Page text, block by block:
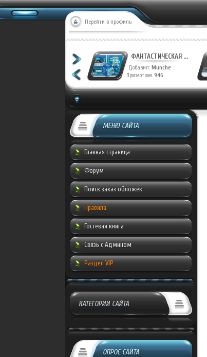
Перейти в профиль
ФАНТАСТИЧЕСКАЯ ...
Добавил: Munche
Просмотров: 946
МЕНЮ САЙТА
Главная страница
Форум
Поиск заказ обложек
Правила
Гостевая книга
Связь с Админом
Раздел VIP
КАТЕГОРИИ САЙТА
ОПРОС САЙТА